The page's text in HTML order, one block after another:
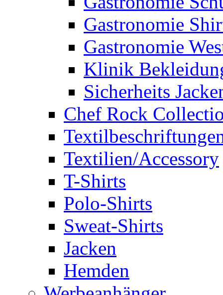
Gastronomie
Gastronomie
Klinik
Sicherheits
Chef Rock
Textilien/Accessory
T-Shirts
Polo-Shirts
Sweat-Shirts
Jacken
Hemden